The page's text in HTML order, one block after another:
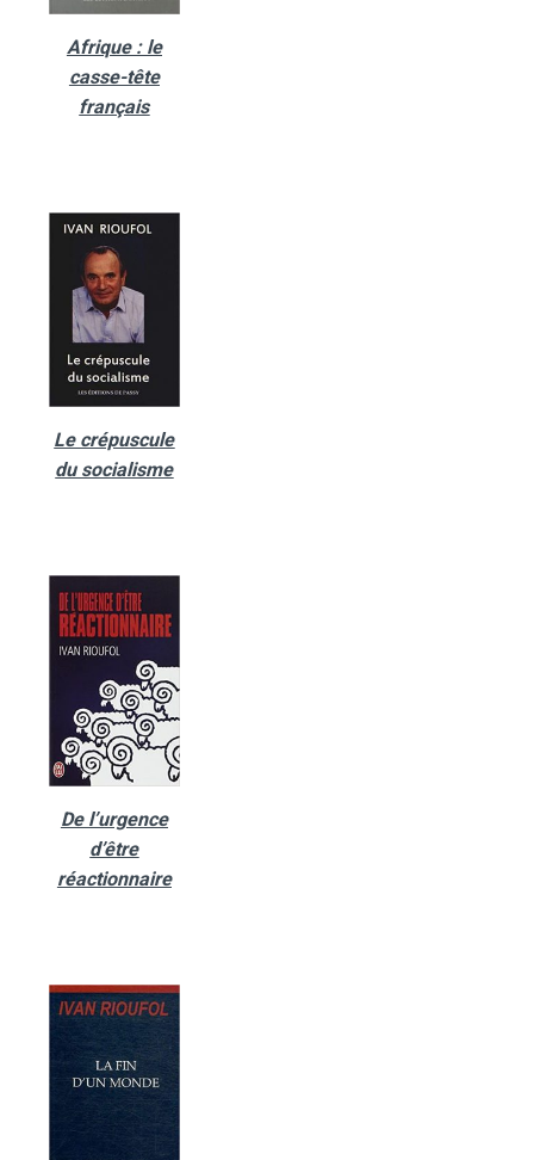
Afrique : le
casse-tête
français
Le crépuscule
du socialisme
De l’urgence
d’être
réactionnaire